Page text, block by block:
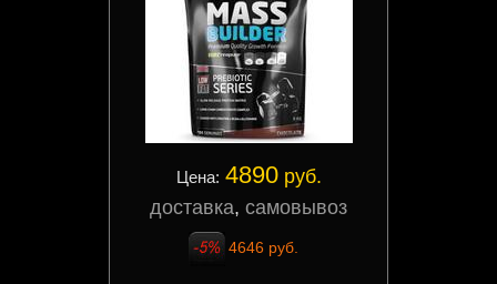
Цена: 4890руб.
доставка, самовывоз
4646 руб.